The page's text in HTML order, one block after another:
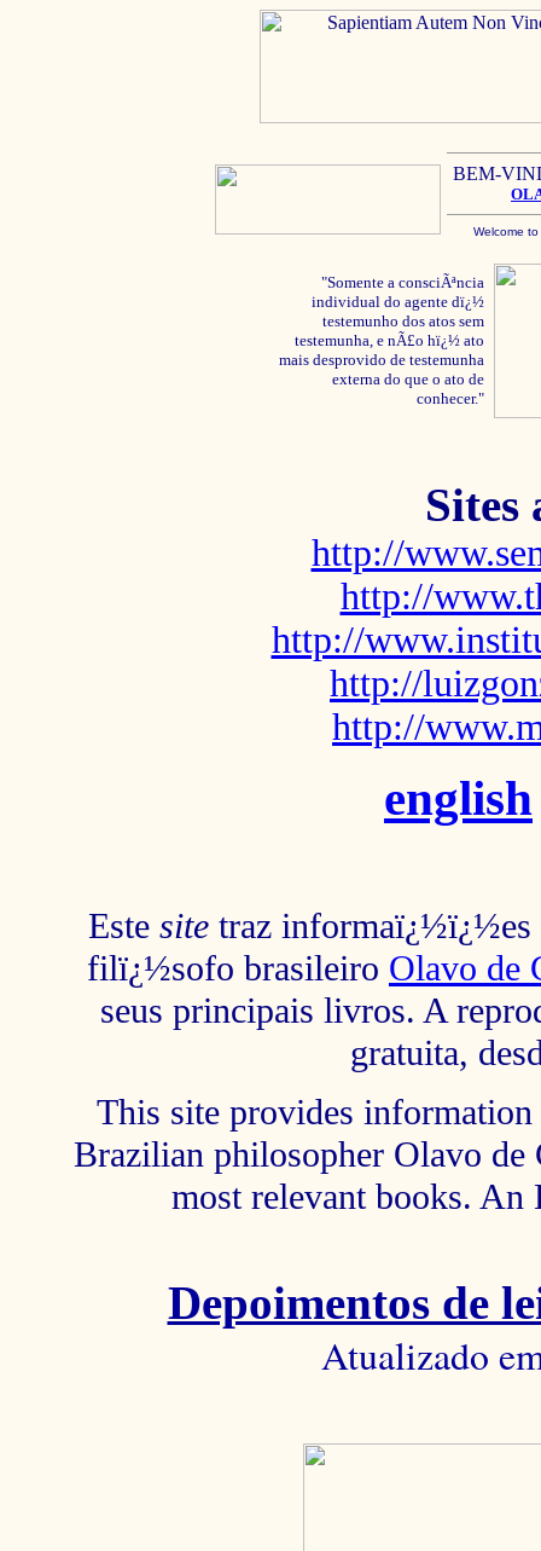
BEM-
Welcome
"Somente a consciÃªncia
individual do agente dï¿½
testemunho dos atos sem
testemunha, e nÃ£o hï¿½ ato
mais desprovido de testemunha
externa do que o ato de
conhecer."
Sites
http://
http://
http://
http://
http://
english
Este site traz informaï¿½ï¿½es
filï¿½sofo brasileiro Olavo de
seus principais livros. A
gratuita,
This site provides
Brazilian philosopher Olavo de
most relevant books.
Depoimentos de
Atualizado